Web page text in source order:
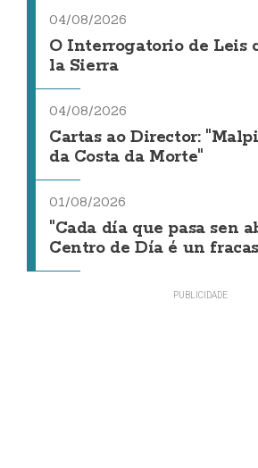
04/08/2026
O Interrogatorio de Leis
la Sierra
04/08/2026
Cartas ao Director:
da Costa da Morte"
01/08/2026
"Cada día que pasa sen
Centro de Día é un